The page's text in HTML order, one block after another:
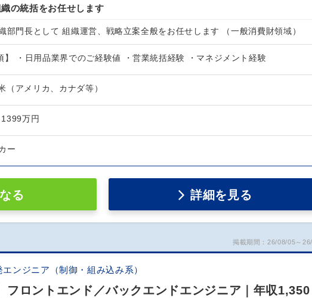
の統括をお任せします
部門長として 組織運営、戦略立案全般をお任せします （一般消費財領域）
】 ・日用品業界でのご経験値 ・営業統括経験 ・マネジメント経験
（アメリカ、カナダ等）
万円
ー
る 詳細を見る
掲載期間：26/08/05～
ンジニア（制御・組み込み系）
フロントエンド／バックエンドエンジニア｜年収1,350